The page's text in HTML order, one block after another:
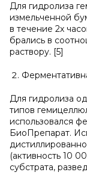
Для гидролиза
измельченной
в течение 2х
брались в
раствору. [5]
Для гидролиза
типов
использовался
БиоПрепарат.
(активность 10
субстрата,